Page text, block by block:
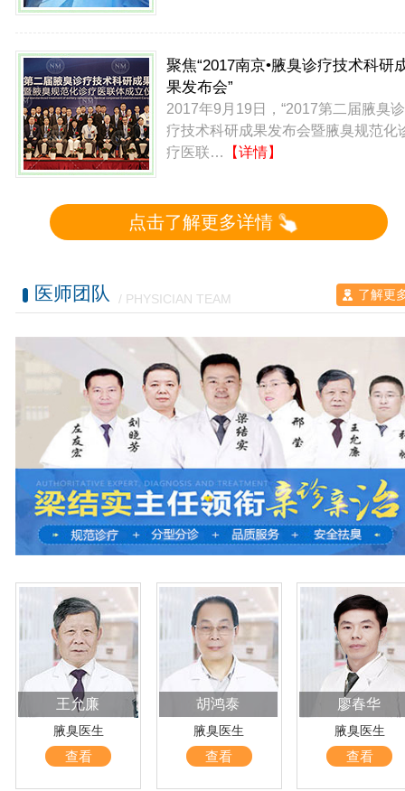
聚焦“2017南京•腋臭诊疗技术科研
果发布会”
2017年9月19日，“2017第二届腋臭诊
疗技术科研成果发布会暨腋臭规范化
疗医联…
【详情】
点击了解更多详情
医师团队 / PHYSICIAN TEAM 了解更
王允廉
腋臭医生
查看
胡鸿泰
腋臭医生
查看
廖春华
腋臭医生
查看